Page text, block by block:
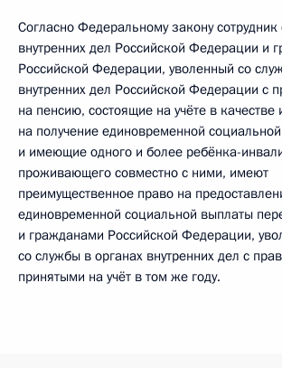
Согласно Федеральному закону сотрудник
внутренних дел Российской Федерации и
Российской Федерации, уволенный со
внутренних дел Российской Федерации с
на пенсию, состоящие на учёте в
на получение единовременной
и имеющие одного и более ребёнка-
проживающего совместно с ними, имеют
преимущественное право на
единовременной социальной выплаты
и гражданами Российской Федерации,
со службы в органах внутренних дел с
принятыми на учёт в том же году.